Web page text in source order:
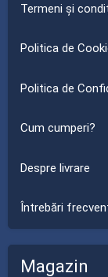
Termeni și
Politica de
Politica de
Cum cumperi?
Despre livrare
Întrebări
Magazin